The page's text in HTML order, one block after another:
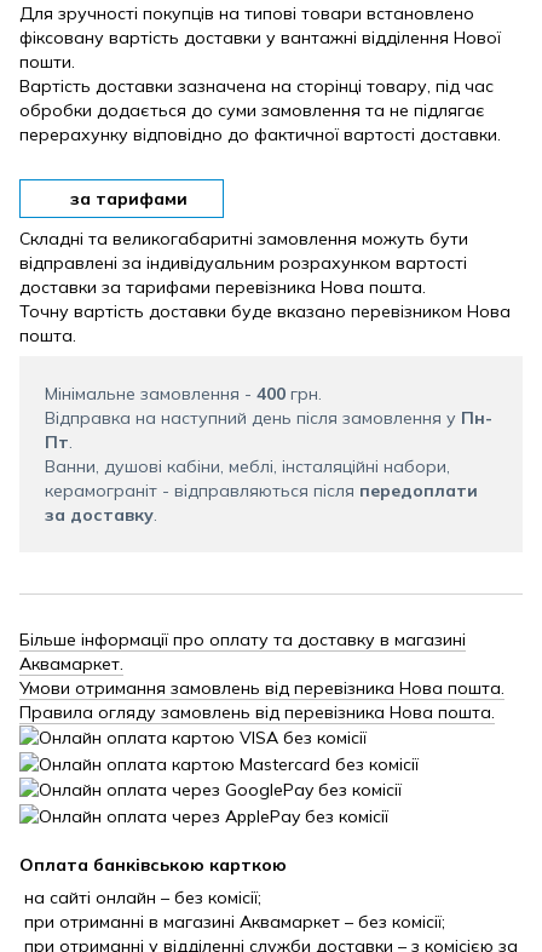
Для зручності покупців на типові товари встановлено
фіксовану вартість доставки у вантажні відділення Нової
пошти.
Вартість доставки зазначена на сторінці товару, під час
обробки додається до суми замовлення та не підлягає
перерахунку відповідно до фактичної вартості доставки.
за тарифами
Складні та великогабаритні замовлення можуть бути
відправлені за індивідуальним розрахунком вартості
доставки за тарифами перевізника Нова пошта.
Точну вартість доставки буде вказано перевізником Нова
пошта.
Мінімальне замовлення - 400 грн.
Відправка на наступний день після замовлення у Пн-
Пт
Ванни, душові кабіни, меблі, інсталяційні набори,
керамограніт - відправляються після передоплати
за доставку
Більше інформації про оплату та доставку в магазині
Аквамаркет.
Умови отримання замовлень від перевізника Нова пошта.
Правила огляду замовлень від перевізника Нова пошта.
Оплата банківською карткою
на сайті онлайн – без комісії;
при отриманні в магазині Аквамаркет – без комісії;
при отриманні у відділенні служби доставки – з комісією за